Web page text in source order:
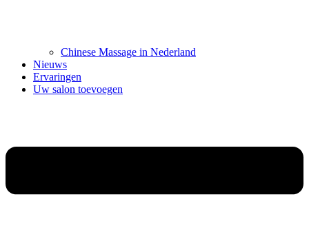
Chinese Massage in Nederland
Nieuws
Ervaringen
Uw salon toevoegen